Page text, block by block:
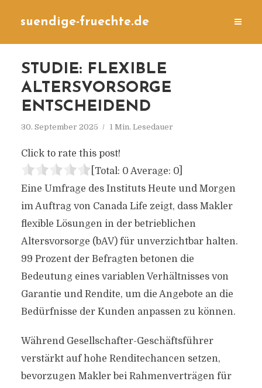
suendige-fruechte.de
STUDIE: FLEXIBLE
ALTERSVORSORGE
ENTSCHEIDEND
30. September 2025 1 Min. Lesedauer
Click to rate this post!
[Total: 0 Average: 0]
Eine Umfrage des Instituts Heute und Morgen
im Auftrag von Canada Life zeigt, dass Makler
flexible Lösungen in der betrieblichen
Altersvorsorge (bAV) für unverzichtbar halten.
99 Prozent der Befragten betonen die
Bedeutung eines variablen Verhältnisses von
Garantie und Rendite, um die Angebote an die
Bedürfnisse der Kunden anpassen zu können.
Während Gesellschafter-Geschäftsführer
verstärkt auf hohe Renditechancen setzen,
bevorzugen Makler bei Rahmenverträgen für